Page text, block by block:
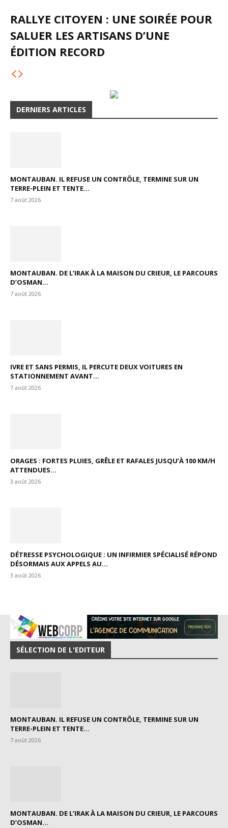
RALLYE CITOYEN : UNE SOIRÉE POUR
SALUER LES ARTISANS D’UNE
ÉDITION RECORD
DERNIERS ARTICLES
MONTAUBAN. IL REFUSE UN CONTRÔLE, TERMINE SUR UN
TERRE-PLEIN ET TENTE...
7 août 2026
MONTAUBAN. DE L’IRAK À LA MAISON DU CRIEUR, LE PARCOURS
D’OSMAN...
7 août 2026
IVRE ET SANS PERMIS, IL PERCUTE DEUX VOITURES EN
STATIONNEMENT AVANT...
7 août 2026
ORAGES : FORTES PLUIES, GRÊLE ET RAFALES JUSQU’À 100 KM/H
ATTENDUES...
3 août 2026
DÉTRESSE PSYCHOLOGIQUE : UN INFIRMIER SPÉCIALISÉ RÉPOND
DÉSORMAIS AUX APPELS AU...
3 août 2026
SÉLECTION DE L'EDITEUR
MONTAUBAN. IL REFUSE UN CONTRÔLE, TERMINE SUR UN
TERRE-PLEIN ET TENTE...
7 août 2026
MONTAUBAN. DE L’IRAK À LA MAISON DU CRIEUR, LE PARCOURS
D’OSMAN...